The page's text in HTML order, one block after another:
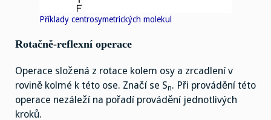
Příklady centrosymetrických molekul
Rotačně-reflexní operace
Operace složená z rotace kolem osy a zrcadlení v
rovině kolmé k této ose. Značí se Sn. Při provádění této
operace nezáleží na pořadí provádění jednotlivých
kroků.